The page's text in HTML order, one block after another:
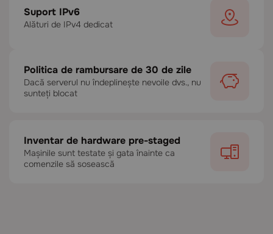
Suport IPv6
Alături de IPv4 dedicat
Politica de rambursare de 30 de zile
Dacă serverul nu îndeplinește nevoile dvs., nu
sunteți blocat
Inventar de hardware pre-staged
Mașinile sunt testate și gata înainte ca
comenzile să sosească